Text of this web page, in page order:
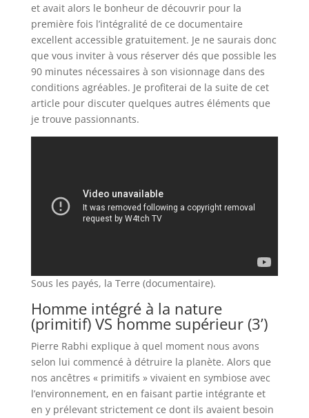
et avait alors le bonheur de découvrir pour la
première fois l’intégralité de ce documentaire
excellent accessible gratuitement. Je ne saurais donc
que vous inviter à vous réserver dés que possible les
90 minutes nécessaires à son visionnage dans des
conditions agréables. Je profiterai de la suite de cet
article pour discuter quelques autres éléments que
je trouve passionnants.
Sous les payés, la Terre (documentaire).
Homme intégré à la nature
(primitif) VS homme supérieur (3’)
Pierre Rabhi explique à quel moment nous avons
selon lui commencé à détruire la planète. Alors que
nos ancêtres « primitifs » vivaient en symbiose avec
l’environnement, en en faisant partie intégrante et
en y prélevant strictement ce dont ils avaient besoin